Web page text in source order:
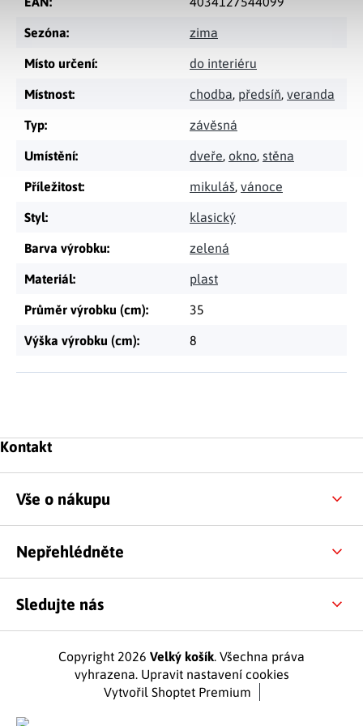
Sezóna: zima
Místo určení: do interiéru
Místnost: chodba, předsíň, veranda
Typ: závěsná
Umístění: dveře, okno, stěna
Příležitost: mikuláš, vánoce
Styl: klasický
Barva výrobku: zelená
Materiál: plast
Průměr výrobku (cm): 35
Výška výrobku (cm): 8
Zápatí
Kontakt
Vše o nákupu
Nepřehlédněte
Sledujte nás
Vytvořil Shoptet Premium
Copyright 2026 Velký košík. Všechna práva
vyhrazena. Upravit nastavení cookies